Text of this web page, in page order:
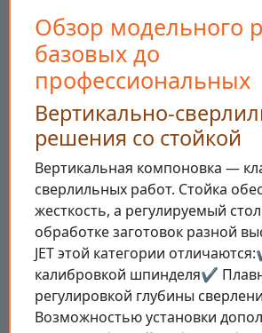
Обзор модельного
базовых до
профессиональных
Вертикально-
решения со стойкой
Вертикальная компоновка —
сверлильных работ. Стойка
жесткость, а регулируемый
обработке заготовок разной
JET этой категории
калибровкой шпинделя✔️
регулировкой глубины
Возможностью установки